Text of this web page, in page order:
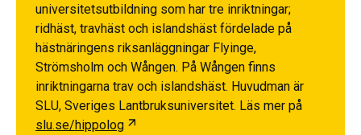
universitetsutbildning som har tre inriktningar;
ridhäst, travhäst och islandshäst fördelade på
hästnäringens riksanläggningar Flyinge,
Strömsholm och Wången. På Wången finns
inriktningarna trav och islandshäst. Huvudman är
SLU, Sveriges Lantbruksuniversitet. Läs mer på
slu.se/hippolog